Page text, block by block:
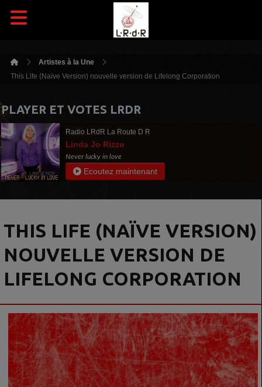
Artistes à la Une
This Life (Naïve Version) nouvelle version de Lifelong Corporation
PLAYER ET VOTES LRDR
Radio LRdR La Route D R
Linda Jo Rizzo
Never lucky in love
Ecoutez maintenant
THIS LIFE (NAÏVE VERSION)
NOUVELLE VERSION DE
LIFELONG CORPORATION